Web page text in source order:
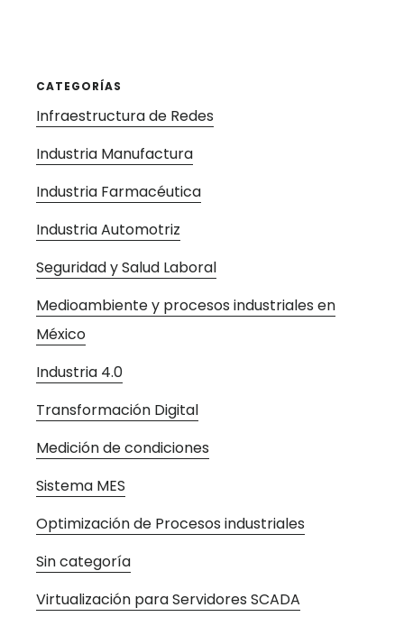
CATEGORÍAS
Infraestructura de Redes
Industria Manufactura
Industria Farmacéutica
Industria Automotriz
Seguridad y Salud Laboral
Medioambiente y procesos industriales en
México
Industria 4.0
Transformación Digital
Medición de condiciones
Sistema MES
Optimización de Procesos industriales
Sin categoría
Virtualización para Servidores SCADA